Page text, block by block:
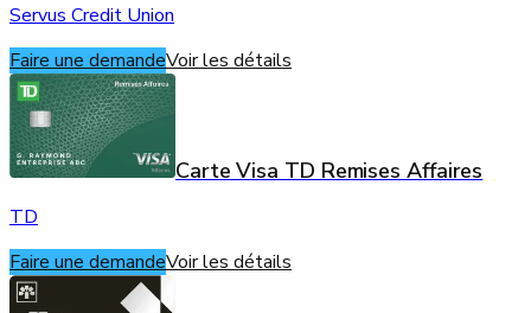
Servus Credit Union
Faire une demandeVoir les détails
Carte Visa TD Remises Affaires
TD
Faire une demandeVoir les détails